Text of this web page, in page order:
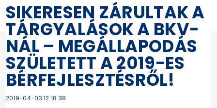
SIKERESEN ZÁRULTAK A
TÁRGYALÁSOK A BKV-
NÁL – MEGÁLLAPODÁS
SZÜLETETT A 2019-ES
BÉRFEJLESZTÉSRŐL!
2019-04-03 12:18:38